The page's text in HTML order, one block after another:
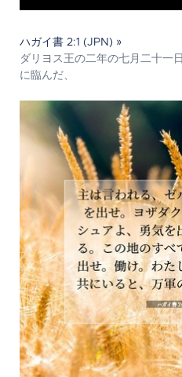
ハガイ書 2:1 (JPN) »
ダリヨス王の二年の七月二十一
に臨んだ、